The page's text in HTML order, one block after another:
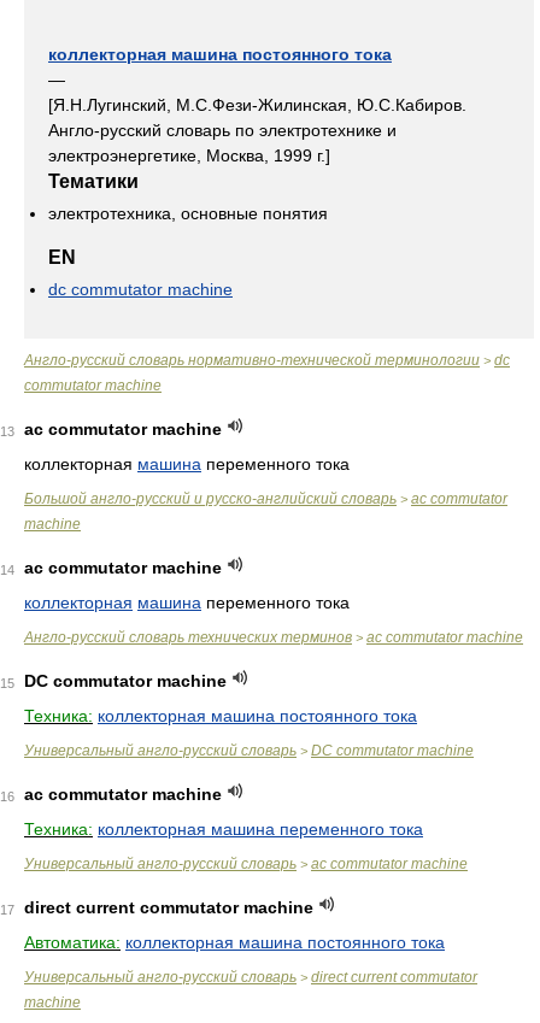
коллекторная машина постоянного тока
—
[Я.Н.Лугинский, М.С.Фези-Жилинская, Ю.С.Кабиров.
Англо-русский словарь по электротехнике и
электроэнергетике, Москва, 1999 г.]
Тематики
электротехника, основные понятия
EN
dc commutator machine
Англо-русский словарь нормативно-технической терминологии > dc
commutator machine
13
ac commutator machine
коллекторная машина переменного тока
Большой англо-русский и русско-английский словарь > ac commutator
machine
14
ac commutator machine
коллекторная машина переменного тока
Англо-русский словарь технических терминов > ac commutator machine
15
DC commutator machine
Техника: коллекторная машина постоянного тока
Универсальный англо-русский словарь > DC commutator machine
16
ac commutator machine
Техника: коллекторная машина переменного тока
Универсальный англо-русский словарь > ac commutator machine
17
direct current commutator machine
Автоматика: коллекторная машина постоянного тока
Универсальный англо-русский словарь > direct current commutator
machine